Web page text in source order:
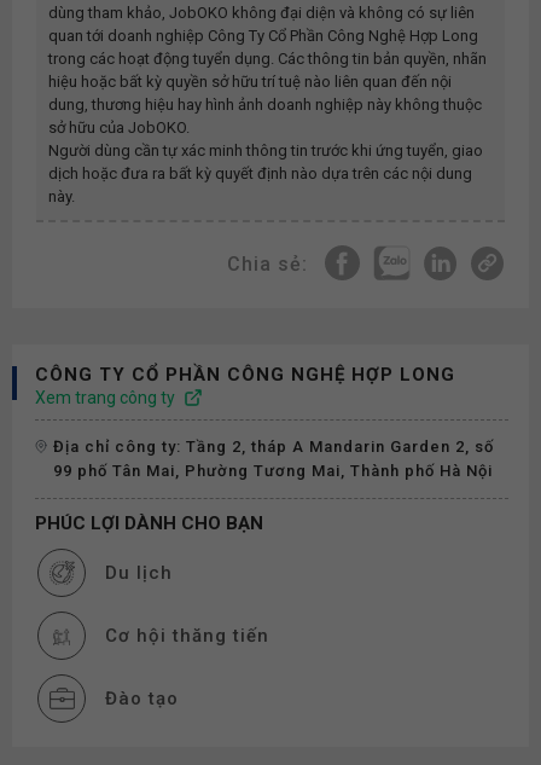
dùng tham khảo, JobOKO không đại diện và không có sự liên
quan tới doanh nghiệp Công Ty Cổ Phần Công Nghệ Hợp Long
trong các hoạt động tuyển dụng. Các thông tin bản quyền, nhãn
hiệu hoặc bất kỳ quyền sở hữu trí tuệ nào liên quan đến nội
dung, thương hiệu hay hình ảnh doanh nghiệp này không thuộc
sở hữu của JobOKO.
Người dùng cần tự xác minh thông tin trước khi ứng tuyển, giao
dịch hoặc đưa ra bất kỳ quyết định nào dựa trên các nội dung
này.
Chia sẻ:
CÔNG TY CỔ PHẦN CÔNG NGHỆ HỢP LONG
Xem trang công ty
Địa chỉ công ty: Tầng 2, tháp A Mandarin Garden 2, số
99 phố Tân Mai, Phường Tương Mai, Thành phố Hà Nội
PHÚC LỢI DÀNH CHO BẠN
Du lịch
Cơ hội thăng tiến
Đào tạo